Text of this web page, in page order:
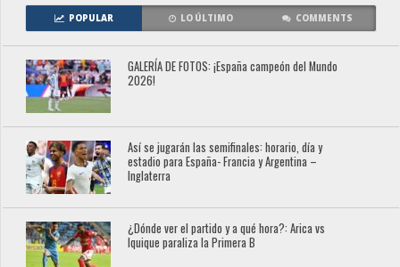
POPULAR LO ÚLTIMO COMMENTS
GALERÍA DE FOTOS: ¡España campeón del Mundo
2026!
Así se jugarán las semifinales: horario, día y
estadio para España- Francia y Argentina –
Inglaterra
¿Dónde ver el partido y a qué hora?: Arica vs
Iquique paraliza la Primera B